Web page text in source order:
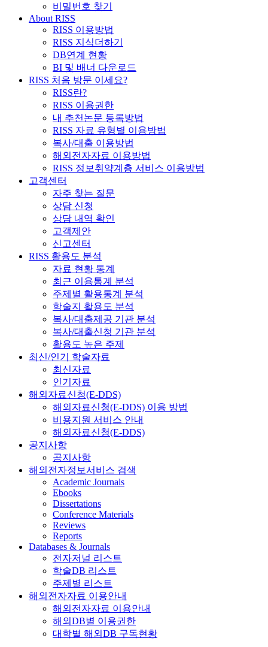
비밀번호 찾기
About RISS
RISS 이용방법
RISS 지식더하기
DB연계 현황
BI 및 배너 다운로드
RISS 처음 방문 이세요?
RISS란?
RISS 이용권한
내 추천논문 등록방법
RISS 자료 유형별 이용방법
복사/대출 이용방법
해외전자자료 이용방법
RISS 정보취약계층 서비스 이용방법
고객센터
자주 찾는 질문
상담 신청
상담 내역 확인
고객제안
신고센터
RISS 활용도 분석
자료 현황 통계
최근 이용통계 분석
주제별 활용통계 분석
학술지 활용도 분석
복사/대출제공 기관 분석
복사/대출신청 기관 분석
활용도 높은 주제
최신/인기 학술자료
최신자료
인기자료
해외자료신청(E-DDS)
해외자료신청(E-DDS) 이용 방법
비용지원 서비스 안내
해외자료신청(E-DDS)
공지사항
공지사항
해외전자정보서비스 검색
Academic Journals
Ebooks
Dissertations
Conference Materials
Reviews
Reports
Databases & Journals
전자저널 리스트
학술DB 리스트
주제별 리스트
해외전자자료 이용안내
해외전자자료 이용안내
해외DB별 이용권한
대학별 해외DB 구독현황